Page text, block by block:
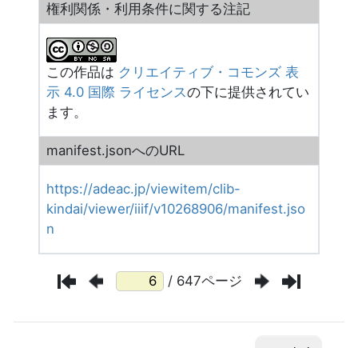
権利関係・利用条件に関する注記
この作品は クリエイティブ・コモンズ 表
示 4.0 国際 ライセンスの下に提供されてい
ます。
manifest.jsonへのURL
https://adeac.jp/viewitem/clib-
kindai/viewer/iiif/v10268906/manifest.jso
n
/ 647ページ